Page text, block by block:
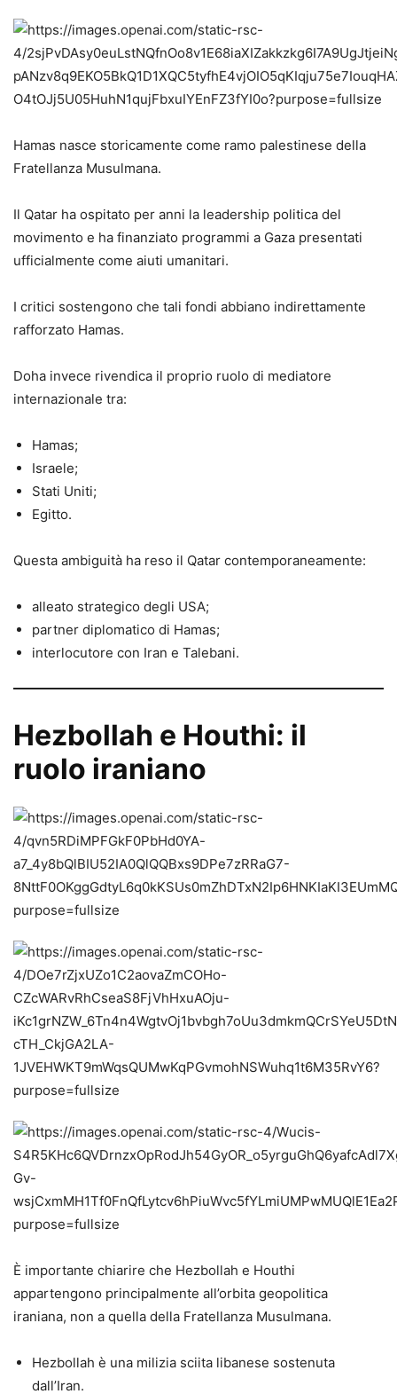
Hamas nasce storicamente come ramo palestinese della
Fratellanza Musulmana.
Il Qatar ha ospitato per anni la leadership politica del
movimento e ha finanziato programmi a Gaza presentati
ufficialmente come aiuti umanitari.
I critici sostengono che tali fondi abbiano indirettamente
rafforzato Hamas.
Doha invece rivendica il proprio ruolo di mediatore
internazionale tra:
Hamas;
Israele;
Stati Uniti;
Egitto.
Questa ambiguità ha reso il Qatar contemporaneamente:
alleato strategico degli USA;
partner diplomatico di Hamas;
interlocutore con Iran e Talebani.
Hezbollah e Houthi: il
ruolo iraniano
È importante chiarire che Hezbollah e Houthi
appartengono principalmente all’orbita geopolitica
iraniana, non a quella della Fratellanza Musulmana.
Hezbollah è una milizia sciita libanese sostenuta
dall’Iran.